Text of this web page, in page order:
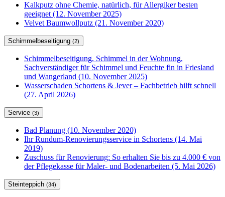
Kalkputz ohne Chemie, natürlich, für Allergiker besten
geeignet (12. November 2025)
Velvet Baumwollputz (21. November 2020)
Schimmelbeseitigung (2)
Schimmelbeseitigung, Schimmel in der Wohnung,
Sachverständiger für Schimmel und Feuchte fin in Friesland
und Wangerland (10. November 2025)
Wasserschaden Schortens & Jever – Fachbetrieb hilft schnell
(27. April 2026)
Service (3)
Bad Planung (10. November 2020)
Ihr Rundum-Renovierungsservice in Schortens (14. Mai
2019)
Zuschuss für Renovierung: So erhalten Sie bis zu 4.000 € von
der Pflegekasse für Maler- und Bodenarbeiten (5. Mai 2026)
Steinteppich (34)